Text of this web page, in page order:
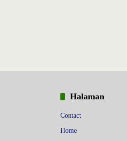
Halaman
Contact
Home